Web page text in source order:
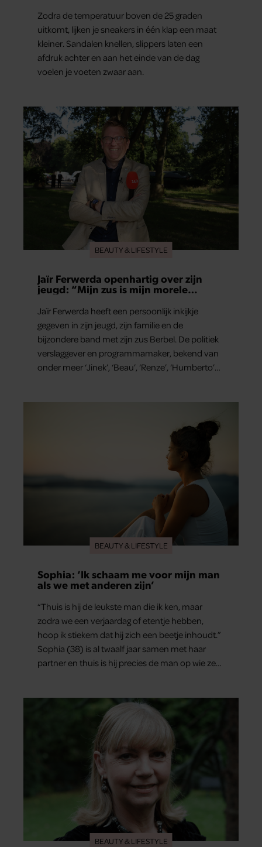
Zodra de temperatuur boven de 25 graden
uitkomt, lijken je sneakers in één klap een maat
kleiner. Sandalen knellen, slippers laten een
afdruk achter en aan het einde van de dag
voelen je voeten zwaar aan.
BEAUTY & LIFESTYLE
Jaïr Ferwerda openhartig over zijn
jeugd: “Mijn zus is mijn morele
Jaïr Ferwerda heeft een persoonlijk inkijkje
gegeven in zijn jeugd, zijn familie en de
bijzondere band met zijn zus Berbel. De politiek
verslaggever en programmamaker, bekend van
onder meer ‘Jinek’, ‘Beau’, ‘Renze’, ‘Humberto’
BEAUTY & LIFESTYLE
Sophia: ‘Ik schaam me voor mijn man
als we met anderen zijn’
“Thuis is hij de leukste man die ik ken, maar
zodra we een verjaardag of etentje hebben,
hoop ik stiekem dat hij zich een beetje inhoudt.”
Sophia (38) is al twaalf jaar samen met haar
partner en thuis is hij precies de man op wie ze
ze samen onder de mensen zijn.
BEAUTY & LIFESTYLE